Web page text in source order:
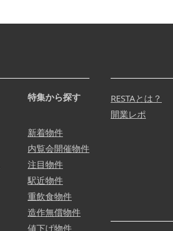
特集から探す
新着物件
内覧会開催物件
注目物件
駅近物件
重飲食物件
造作無償物件
値下げ物件
RESTAとは？
開業レポ